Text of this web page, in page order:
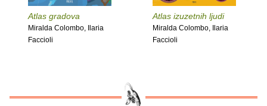
Atlas gradova
Miralda Colombo, Ilaria
Faccioli
Atlas izuzetnih ljudi
Miralda Colombo, Ilaria
Faccioli